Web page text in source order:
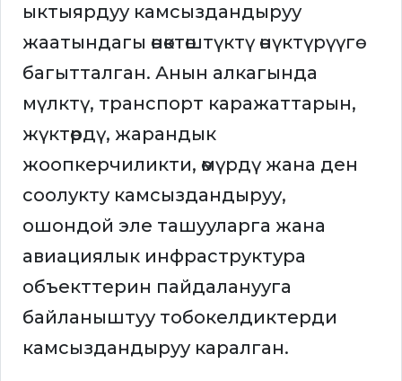
ыктыярдуу камсыздандыруу
жаатындагы өнөктөштүктү өнүктүрүүгө
багытталган. Анын алкагында
мүлктү, транспорт каражаттарын,
жүктөрдү, жарандык
жоопкерчиликти, өмүрдү жана ден
соолукту камсыздандыруу,
ошондой эле ташууларга жана
авиациялык инфраструктура
объекттерин пайдаланууга
байланыштуу тобокелдиктерди
камсыздандыруу каралган.